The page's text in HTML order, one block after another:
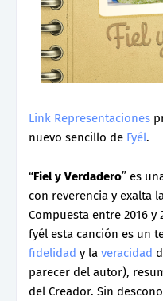
Link Representaciones
nuevo sencillo de Fyél.
“Fiel y Verdadero” es
con reverencia y exalta
Compuesta entre 2016
fyél esta canción es un
fidelidad y la veracidad
parecer del autor),
del Creador. Sin